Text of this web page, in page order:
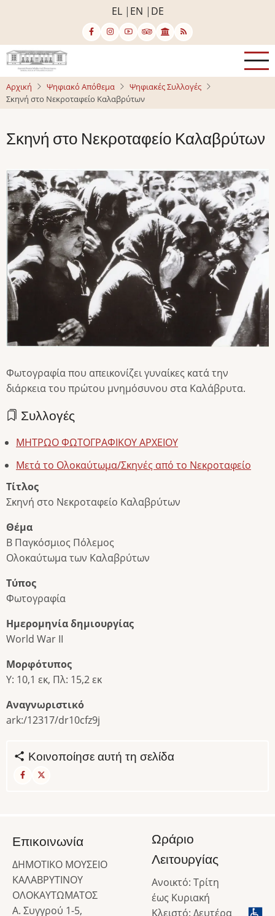
κυρίως
περιεχόμενο
EL EN DE
Αρχική Ψηφιακό Απόθεμα
Ψηφιακές Συλλογές
Σκηνή στο Νεκροταφείο Καλαβρύτων
Σκηνή στο Νεκροταφείο Καλαβρύτων
Image
Φωτογραφία που απεικονίζει γυναίκες κατά την
διάρκεια του πρώτου μνημόσυνου στα Καλάβρυτα.
Συλλογές
ΜΗΤΡΩΟ ΦΩΤΟΓΡΑΦΙΚΟΥ ΑΡΧΕΙΟΥ
Μετά το Ολοκαύτωμα/Σκηνές από το Νεκροταφείο
Τίτλος
Σκηνή στο Νεκροταφείο Καλαβρύτων
Θέμα
Β Παγκόσμιος Πόλεμος
Ολοκαύτωμα των Καλαβρύτων
Τύπος
Φωτογραφία
Ημερομηνία δημιουργίας
World War II
Μορφότυπος
Υ: 10,1 εκ, Πλ: 15,2 εκ
Αναγνωριστικό
ark:/12317/dr10cfz9j
Κοινοποίησε αυτή τη σελίδα
Επικοινωνία
ΔΗΜΟΤΙΚΟ ΜΟΥΣΕΙΟ
ΚΑΛΑΒΡΥΤΙΝΟΥ
ΟΛΟΚΑΥΤΩΜΑΤΟΣ
Α. Συγγρού 1-5,
Ωράριο
Λειτουργίας
Ανοικτό: Τρίτη
έως Κυριακή
Κλειστό: Δευτέρα